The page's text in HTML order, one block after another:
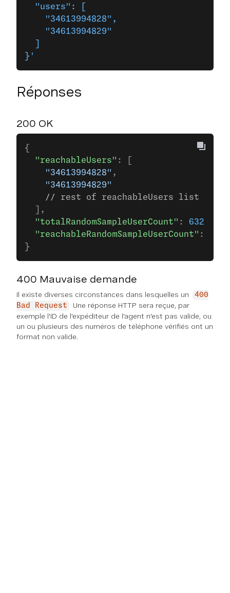
  "users": [
    "34613994828",
    "34613994829"
}'
Réponses
200 OK
{
  "reachableUsers"
: [
    "34613994828"
,
    "34613994829"
    // rest of reachableUsers list
  ],
  "totalRandomSampleUserCount"
: 632
  "reachableRandomSampleUserCount"
:
}
400 Mauvaise demande
Il existe diverses circonstances dans lesquelles un
400
Bad Request
Une réponse HTTP sera reçue, par
exemple l'ID de l'expéditeur de l'agent n'est pas valide, ou
un ou plusieurs des numéros de téléphone vérifiés ont un
format non valide.